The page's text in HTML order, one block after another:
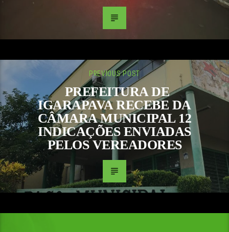
PREVIOUS POST
PREFEITURA DE
IGARAPAVA RECEBE DA
CÂMARA MUNICIPAL 12
INDICAÇÕES ENVIADAS
PELOS VEREADORES